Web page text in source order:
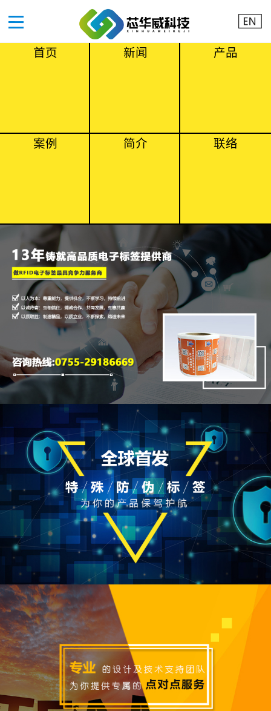
首页 新闻 产品
案例 简介 联络